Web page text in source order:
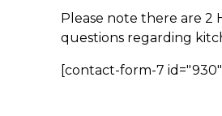
Please note there are 2
questions regarding
[contact-form-7